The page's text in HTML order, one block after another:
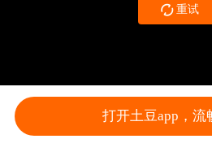
重试
打开土豆app，流